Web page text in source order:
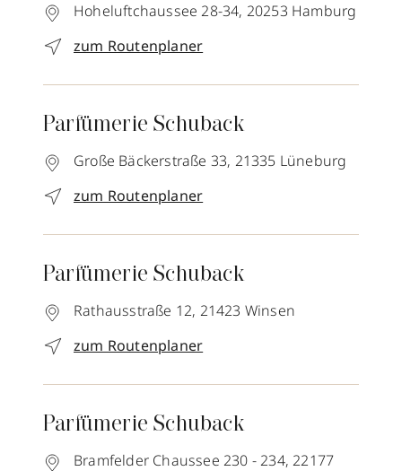
Hoheluftchaussee 28-34, 20253 Hamburg
zum Routenplaner
Parfümerie Schuback
Große Bäckerstraße 33, 21335 Lüneburg
zum Routenplaner
Parfümerie Schuback
Rathausstraße 12, 21423 Winsen
zum Routenplaner
Parfümerie Schuback
Bramfelder Chaussee 230 - 234, 22177